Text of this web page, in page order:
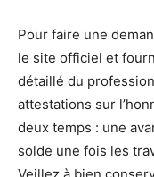
Pour faire une
le site officiel et
détaillé du
attestations sur
deux temps : une
solde une fois les